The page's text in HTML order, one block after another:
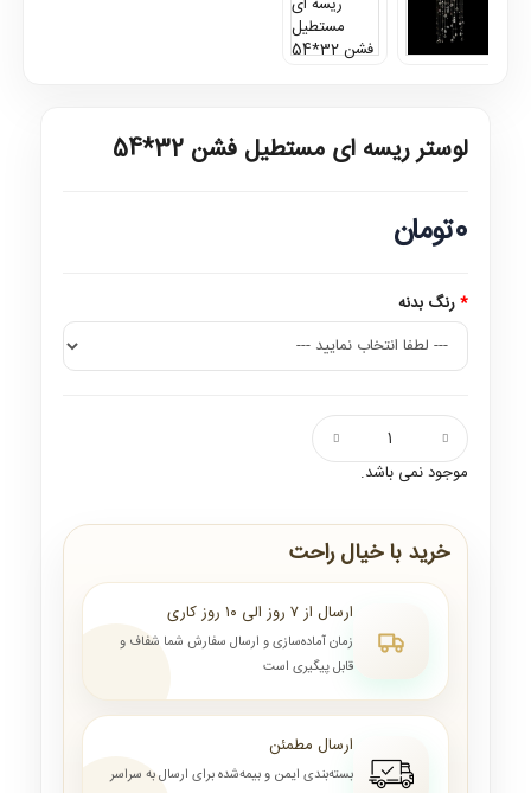
لوستر ریسه ای مستطیل فشن 32*54
0تومان
رنگ بدنه
موجود نمی باشد.
خرید با خیال راحت
ارسال از ۷ روز الی ۱۰ روز کاری
زمان آماده‌سازی و ارسال سفارش شما شفاف و
قابل پیگیری است
ارسال مطمئن
بسته‌بندی ایمن و بیمه‌شده برای ارسال به سراسر